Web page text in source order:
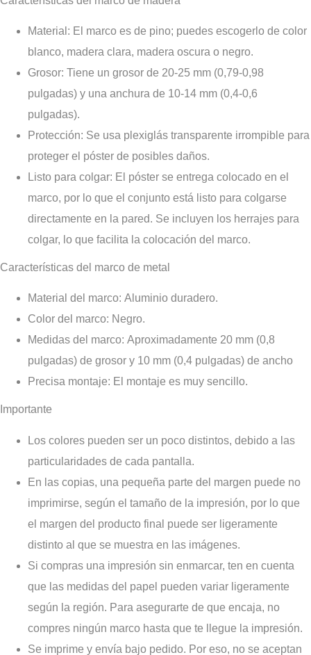
Materia : El marco es de pino; puedes escogerlo de color
blanco, madera clara, madera oscura o negro.
Grosor: Tiene un grosor de 20-25 mm (0,79-0,98
pulgadas) y una anchura de 10-14 mm (0,4-0,6
pulgadas).
Protección: Se usa plexiglás transparente irrompible para
proteger el póster de posibles daños.
Listo para colgar: El póster se entrega colocado en el
marco, por lo que el conjunto está listo para colgarse
directamente en la pared. Se incluyen los herrajes para
colgar, lo que facilita la colocación del marco.
Características del marco de metal
Material del marco: Aluminio duradero.
Color del marco: Negro.
Medidas del marco: Aproximadamente 20 mm (0,8
pulgadas) de grosor y 10 mm (0,4 pulgadas) de ancho
Precisa montaje: El montaje es muy sencillo.
Importante
Los colores pueden ser un poco distintos, debido a las
particularidades de cada pantalla.
En las copias, una pequeña parte del margen puede no
imprimirse, según el tamaño de la impresión, por lo que
el margen del producto final puede ser ligeramente
distinto al que se muestra en las imágenes.
Si compras una impresión sin enmarcar, ten en cuenta
que las medidas del papel pueden variar ligeramente
según la región. Para asegurarte de que encaja, no
compres ningún marco hasta que te llegue la impresión.
Se imprime y envía bajo pedido. Por eso, no se aceptan